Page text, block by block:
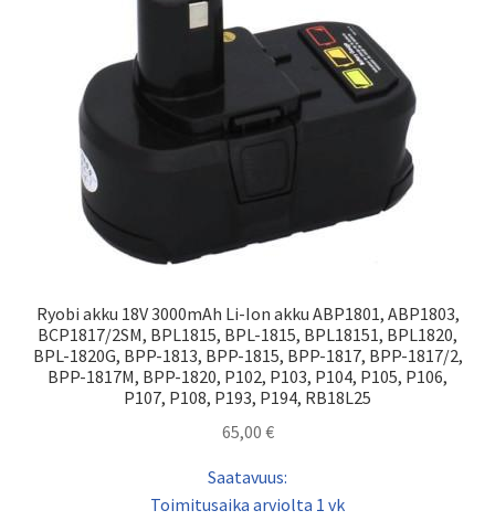
Ryobi akku 18V 3000mAh Li-Ion akku ABP1801, ABP1803,
BCP1817/2SM, BPL1815, BPL-1815, BPL18151, BPL1820,
BPL-1820G, BPP-1813, BPP-1815, BPP-1817, BPP-1817/2,
BPP-1817M, BPP-1820, P102, P103, P104, P105, P106,
P107, P108, P193, P194, RB18L25
65,00 €
Saatavuus:
Toimitusaika arviolta 1 vk